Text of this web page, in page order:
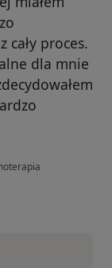
cały proces.
dla mnie